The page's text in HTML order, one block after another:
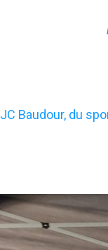
JC Baudour, du